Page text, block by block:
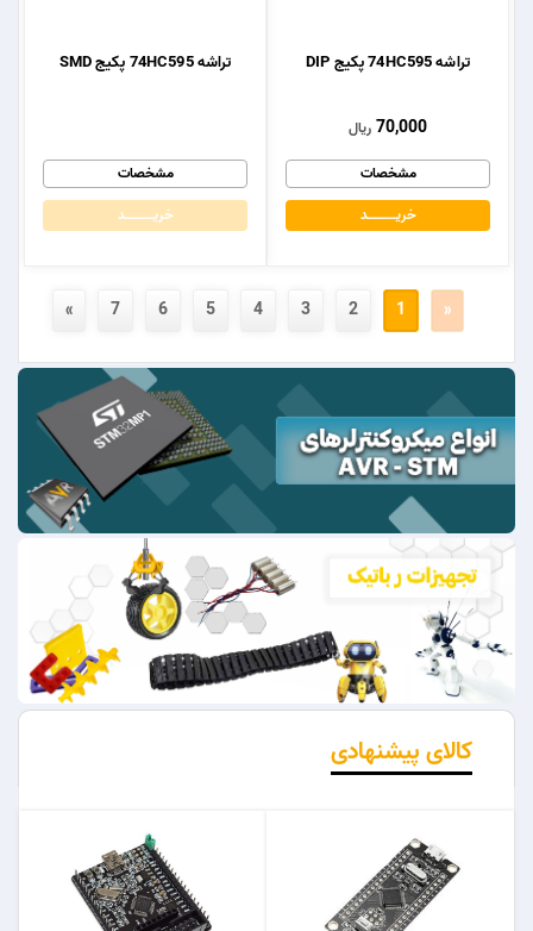
تراشه 74HC595 پکیج DIP
70,000 ریال
مشخصات
خریــــــــــــد
تراشه 74HC595 پکیج SMD
مشخصات
خریــــــــــــد
«
1
2
3
4
5
6
7
»
کالای پیشنهادی